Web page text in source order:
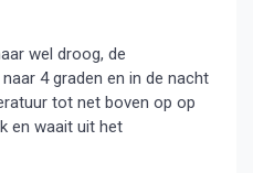
wel droog, de
4 graden en in de nacht
tot net boven op op
en waait uit het